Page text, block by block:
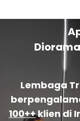
Lembaga
100++klien di